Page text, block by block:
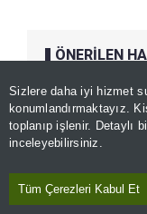
Sizlere daha iyi hizmet
konumlandırmaktayız.
toplanıp işlenir. Detaylı
inceleyebilirsiniz.
Tüm Çerezleri Kabul Et
ÖNERİLEN
GÜNDEM
Özgür Özel
sayısı 61